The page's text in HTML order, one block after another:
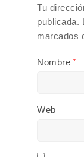
Tu
publicada.
marcados
Nombre *
Web